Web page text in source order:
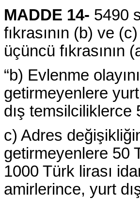
MADDE 14- 5490
fıkrasının (b) ve
üçüncü fıkrasının
“b) Evlenme
getirmeyenlere
dış temsilciliklerce
c) Adres
getirmeyenlere 50
1000 Türk lirası
amirlerince, yurt